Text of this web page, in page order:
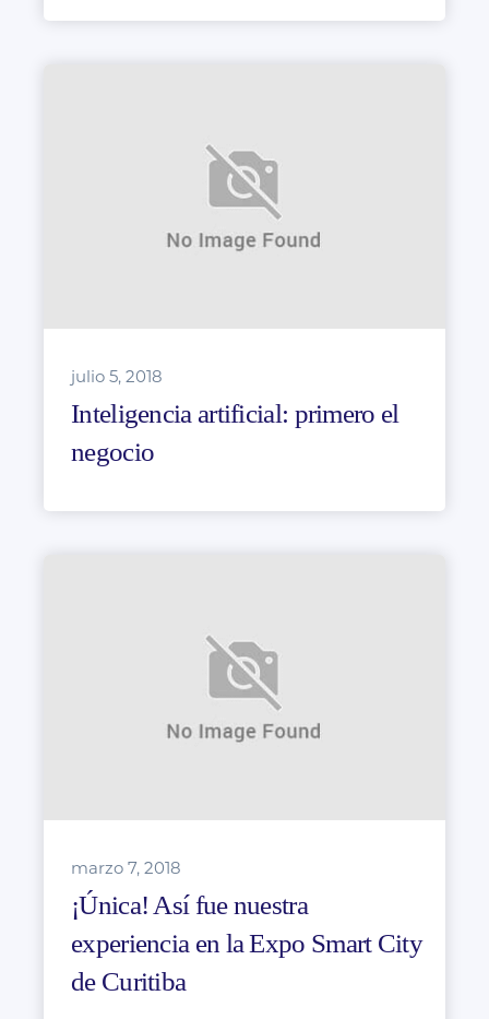
julio 5, 2018
Inteligencia artificial: primero el
negocio
marzo 7, 2018
¡Única! Así fue nuestra
experiencia en la Expo Smart City
de Curitiba